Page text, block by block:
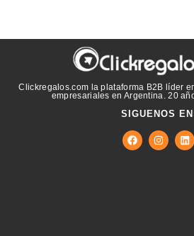
Clickregalos.com la plataforma B2B líder
empresariales en Argentina. 20
SIGUENOS